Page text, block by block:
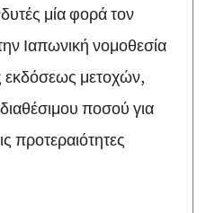
μία φορά τον
Ιαπωνική νομοθεσία
εκδόσεως μετοχών,
ποσού για
προτεραιότητες